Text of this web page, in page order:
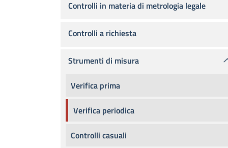
Controlli in materia di metrologia legale
Controlli a richiesta
Strumenti di misura
Verifica prima
Verifica periodica
Controlli casuali